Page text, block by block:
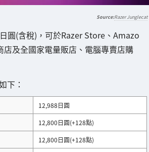
Razer Junglecat
圓(含稅)，可於Razer Store、Amazo
店及全國家電量販店、電腦專賣店購
下：
12,988日圓
12,800日圓(+128點)
12,800日圓(+128點)